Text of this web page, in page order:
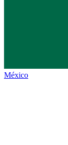
México